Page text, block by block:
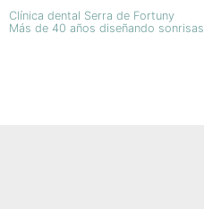
Clínica dental Serra de Fortuny
Más de 40 años diseñando sonrisas